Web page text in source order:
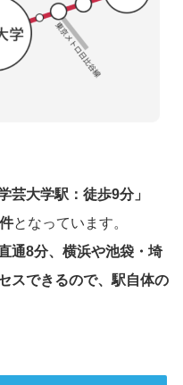
芸大学駅：徒歩9分」
となっています。
通8分、横浜や池袋・埼
スできるので、駅自体の